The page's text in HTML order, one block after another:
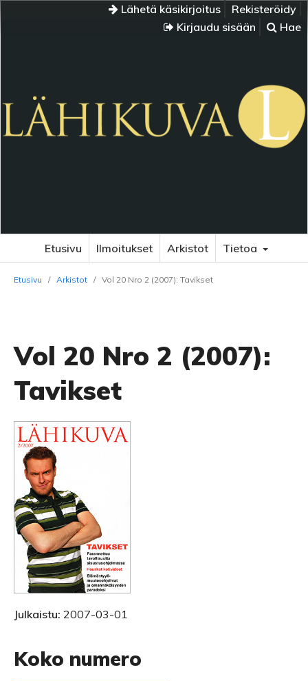
Lähetä käsikirjoitus
Rekisteröidy
Kirjaudu sisään
Hae
Etusivu Ilmoitukset Arkistot Tietoa
Etusivu / Arkistot / Vol 20 Nro 2 (2007): Tavikset
Vol 20 Nro 2 (2007):
Tavikset
Julkaistu: 2007-03-01
Koko numero